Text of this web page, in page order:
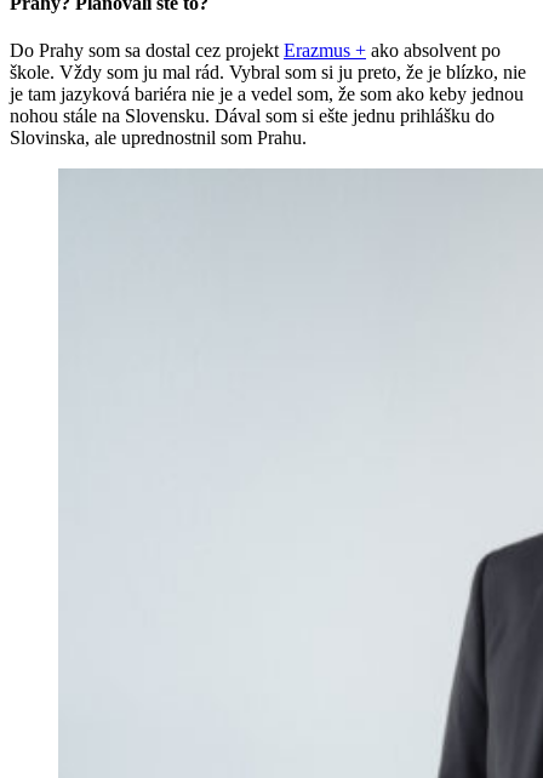
Do Prahy som sa dostal cez projekt Erazmus + ako absolvent po
škole. Vždy som ju mal rád. Vybral som si ju preto, že je blízko, nie
je tam jazyková bariéra nie je a vedel som, že som ako keby jednou
nohou stále na Slovensku. Dával som si ešte jednu prihlášku do
Slovinska, ale uprednostnil som Prahu.